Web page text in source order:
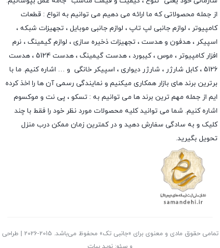
از جمله محصولاتی که ما ارائه می دهیم می توانیم به انواع : قطعات
کامپیوتر ، لوازم جانبی لپ تاپ ، لوازم جانبی موبایل ، تجهیزات شبکه ،
اسپیکر ، هدفون و هدست ، تجهیزات ذخیره سازی ، لوازم گیمینگ ، نرم
افزار کامپیوتر ، موس ،کیبورد ، هدست گیمینگ
، هدست 5124 ، هدست
5126 ،
کابل شارژر ، شارژر دیواری ، اسپیکر خانگی و … اشاره کنیم. ما با
برترین برند های بازار همکاری میکنیم و نمایندگی رسمی آن ها را اخذ کرده
ایم از جمله مهم ترین برند ها می توانیم به : تسکو ، پی نت و موکسوم
اشاره کنیم. شما می توانید کلیه محصولات مورد نظر خود را فقط با چند
کلیک و به سادگی سفارش دهید و در کمترین زمان ممکن درب منزل
تحویل بگیرید.
تمامی حقوق مادی و معنوی برای «جانبی تک» محفوظ می‌باشد. 2015-2026 | طراحی